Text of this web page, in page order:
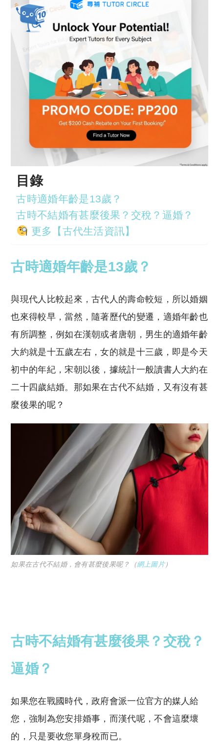
目錄
古時適婚年齡是13歲？
古時不結婚有甚麼後果？交稅？逼婚？
更多【古代生活資訊】
古時適婚年齡是13歲 ？
與現代人比較起來，古代人的壽命較短，所以婚姻
也來得較早，當然，隨著歷代的變遷，適婚年齡也
有所調整，例如在漢朝或者唐朝，男生的適婚年齡
大約就是十五歲左右，女的就是十三歲，即是今天
初中的年紀，宋朝以後，據統計一般讀書人大約在
二十四歲結婚。那如果在古代不結婚，又有沒有甚
麼後果的呢？
如果在古代不結婚，會有甚麼後果呢？（網上圖片）
古時不結婚有甚麼後果？交稅？
逼婚？
如果您在戰國時代，政府會派一位官方的媒人給
您，強制為您安排婚事，而漢代呢，不會這麼壞
的，只是要收您單身稅而已。